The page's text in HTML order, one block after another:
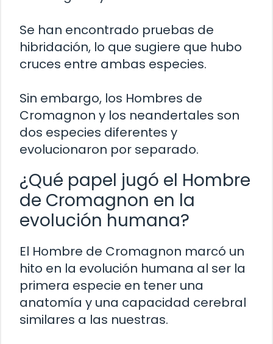
Se han encontrado pruebas de
hibridación, lo que sugiere que hubo
cruces entre ambas especies.
Sin embargo, los Hombres de
Cromagnon y los neandertales son
dos especies diferentes y
evolucionaron por separado.
¿Qué papel jugó el Hombre
de Cromagnon en la
evolución humana?
El Hombre de Cromagnon marcó un
hito en la evolución humana al ser la
primera especie en tener una
anatomía y una capacidad cerebral
similares a las nuestras.